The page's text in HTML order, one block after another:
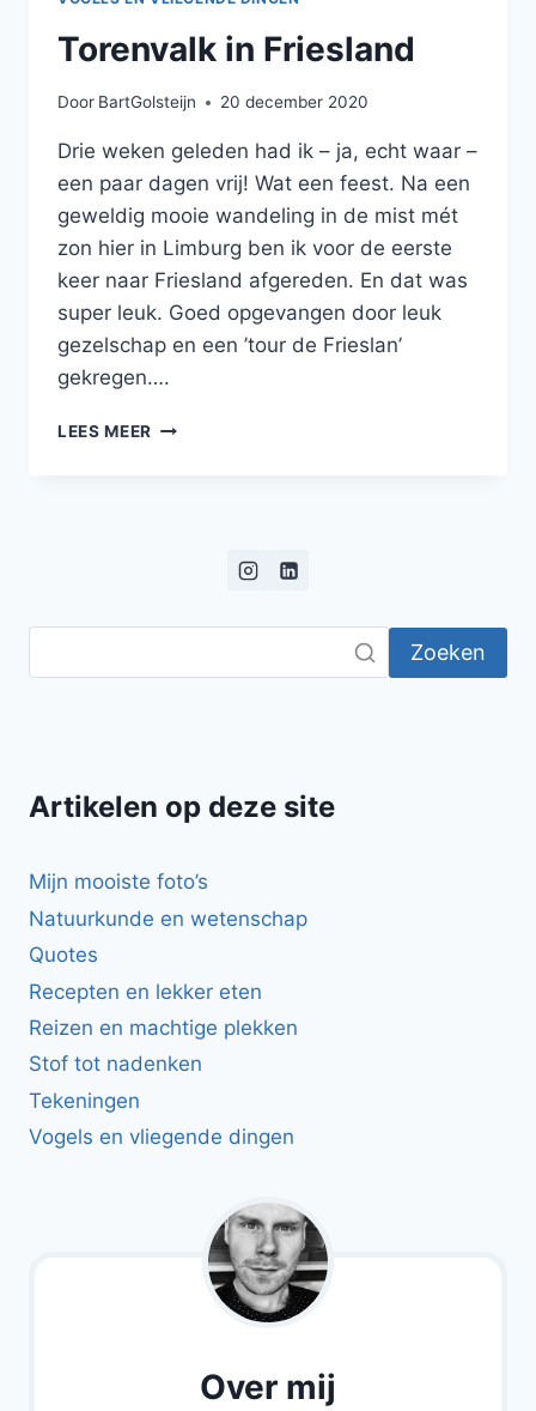
Torenvalk in Friesland
Door BartGolsteijn 20 december 2020
Drie weken geleden had ik – ja, echt waar –
een paar dagen vrij! Wat een feest. Na een
geweldig mooie wandeling in de mist mét
zon hier in Limburg ben ik voor de eerste
keer naar Friesland afgereden. En dat was
super leuk. Goed opgevangen door leuk
gezelschap en een ’tour de Frieslan’
gekregen….
LEES MEER TORENVALK
Zoeken
Artikelen op deze site
Mijn mooiste foto’s
Natuurkunde en wetenschap
Quotes
Recepten en lekker eten
Reizen en machtige plekken
Stof tot nadenken
Tekeningen
Vogels en vliegende dingen
Over mij